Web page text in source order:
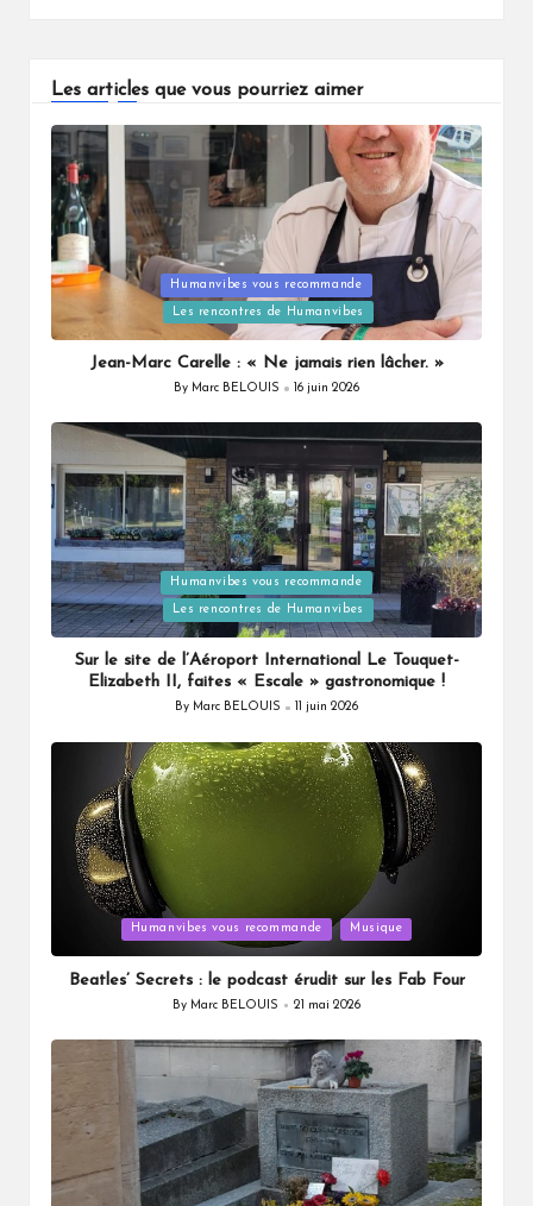
Les articles que vous pourriez aimer
Posted
Humanvibes vous recommande
Les rencontres de Humanvibes
Jean-Marc Carelle : « Ne jamais rien lâcher. »
Posted
By Marc BELOUIS 16 juin 2026
Posted
in
Humanvibes vous recommande
Les rencontres de Humanvibes
Sur le site de l’Aéroport International Le Touquet-
Elizabeth II, faites « Escale » gastronomique !
Posted
By Marc BELOUIS 11 juin 2026
in
Humanvibes vous recommande Musique
Beatles’ Secrets : le podcast érudit sur les Fab Four
Posted
By Marc BELOUIS 21 mai 2026